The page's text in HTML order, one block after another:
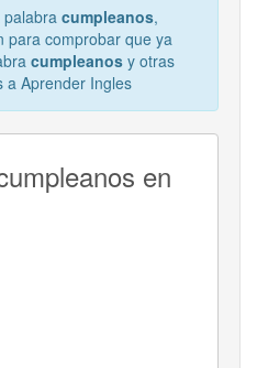
cumpleanos,
para comprobar que ya
cumpleanos y otras
a Aprender Ingles
en